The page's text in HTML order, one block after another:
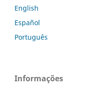
English
Español
Português
Informações